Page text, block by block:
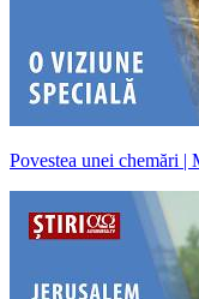
Povestea unei chemări |